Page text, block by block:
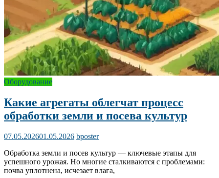
Оборудование
Какие агрегаты облегчат процесс
обработки земли и посева культур
07.05.202601.05.2026 bposter
Обработка земли и посев культур — ключевые этапы для
успешного урожая. Но многие сталкиваются с проблемами:
почва уплотнена, исчезает влага,